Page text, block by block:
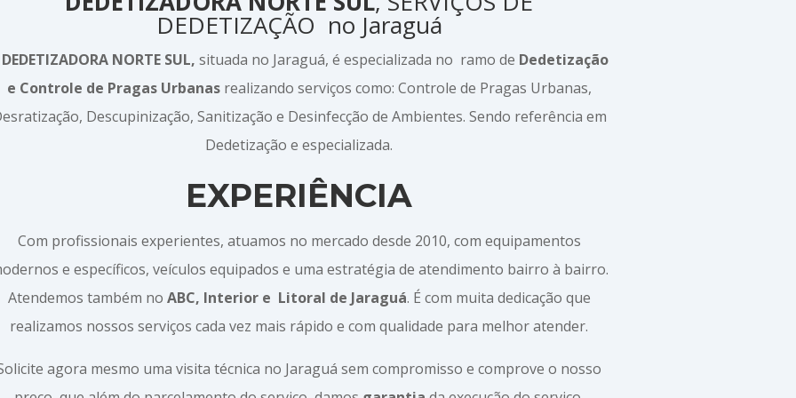
DEDETIZAÇÃO no Jaraguá
DEDETIZADORA NORTE SUL, situada no Jaraguá, é especializada no ramo de Dedetização
e Controle de Pragas Urbanasrealizando serviços como: Controle de Pragas Urbanas,
Descupinização, Sanitização e Desinfecção de Ambientes. Sendo referência em
Dedetização e especializada.
EXPERIÊNCIA
Com profissionais experientes, atuamos no mercado desde 2010, com equipamentos
e específicos, veículos equipados e uma estratégia de atendimento bairro à bairro.
Atendemos também no ABC, Interior e Litoral de Jaraguá. É com muita dedicação que
realizamos nossos serviços cada vez mais rápido e com qualidade para melhor atender.
agora mesmo uma visita técnica no Jaraguá sem compromisso e comprove o nosso